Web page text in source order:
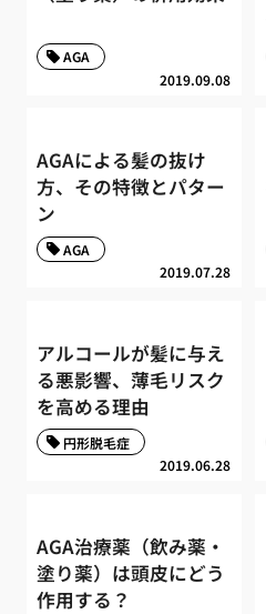
2019.09.08
AGA
AGAによる髪の抜け
方、その特徴とパター
ン
2019.07.28
AGA
アルコールが髪に与え
る悪影響、薄毛リスク
を高める理由
2019.06.28
円形脱毛症
AGA治療薬（飲み薬・
塗り薬）は頭皮にどう
作用する？